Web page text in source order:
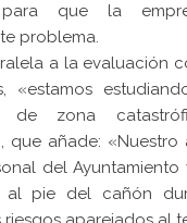
para que la
problema.
a la evaluación
«estamos
de zona
que añade: «Nuestro
del Ayuntamiento
al pie del cañón